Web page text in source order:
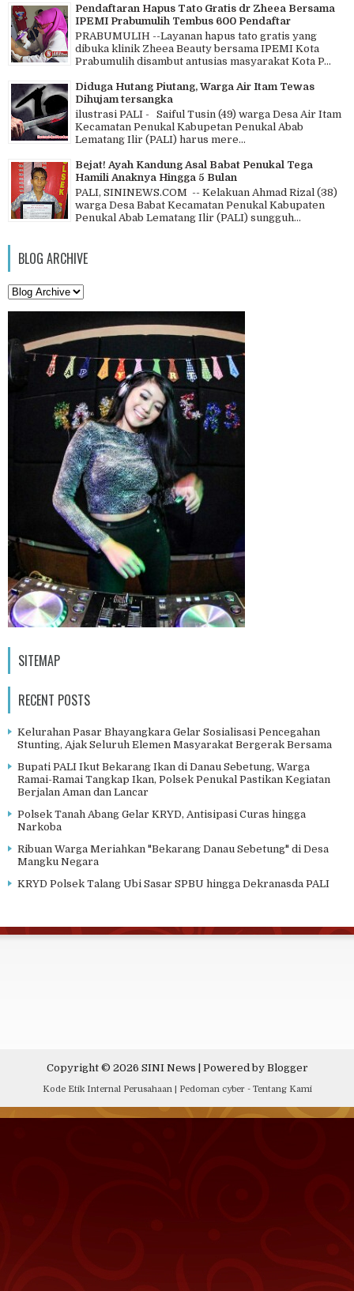
Pendaftaran Hapus Tato Gratis dr Zheea Bersama
IPEMI Prabumulih Tembus 600 Pendaftar
PRABUMULIH --Layanan hapus tato gratis yang
dibuka klinik Zheea Beauty bersama IPEMI Kota
Prabumulih disambut antusias masyarakat Kota P...
Diduga Hutang Piutang, Warga Air Itam Tewas
Dihujam tersangka
ilustrasi PALI - Saiful Tusin (49) warga Desa Air Itam
Kecamatan Penukal Kabupetan Penukal Abab
Lematang Ilir (PALI) harus mere...
Bejat! Ayah Kandung Asal Babat Penukal Tega
Hamili Anaknya Hingga 5 Bulan
PALI, SININEWS.COM -- Kelakuan Ahmad Rizal (38)
warga Desa Babat Kecamatan Penukal Kabupaten
Penukal Abab Lematang Ilir (PALI) sungguh...
BLOG ARCHIVE
SITEMAP
RECENT POSTS
Kelurahan Pasar Bhayangkara Gelar Sosialisasi Pencegahan
Stunting, Ajak Seluruh Elemen Masyarakat Bergerak Bersama
Bupati PALI Ikut Bekarang Ikan di Danau Sebetung, Warga
Ramai-Ramai Tangkap Ikan, Polsek Penukal Pastikan Kegiatan
Berjalan Aman dan Lancar
Polsek Tanah Abang Gelar KRYD, Antisipasi Curas hingga
Narkoba
Ribuan Warga Meriahkan "Bekarang Danau Sebetung" di Desa
Mangku Negara
KRYD Polsek Talang Ubi Sasar SPBU hingga Dekranasda PALI
Copyright © 2026 SINI News | Powered by Blogger
Kode Etik Internal Perusahaan| Pedoman cyber- Tentang Kami